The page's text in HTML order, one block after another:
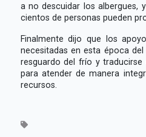
a no descuidar los albergues,
cientos de personas pueden
Finalmente dijo que los
necesitadas en esta época
resguardo del frío y
para atender de manera
recursos.